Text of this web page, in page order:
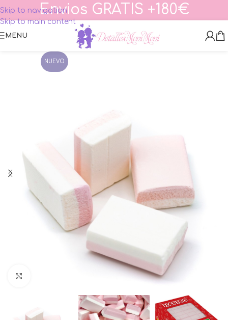
Skip to navigation
Skip to main content
Envios GRATIS +180€
MENU
NUEVO